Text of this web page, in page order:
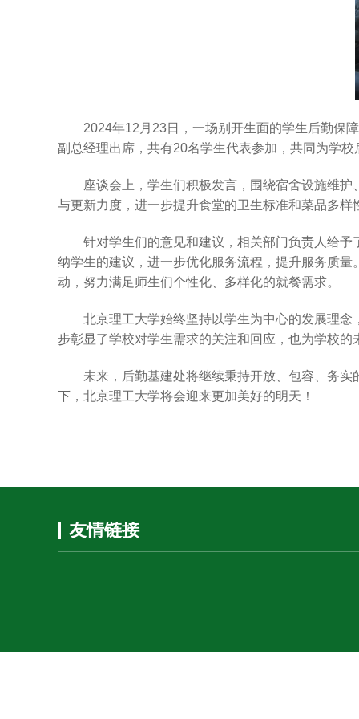
2024年12月23日，一场别开生面的学生后勤保
副总经理出席，共有20名学生代表参加，共同为学
座谈会上，学生们积极发言，围绕宿舍设施维
与更新力度，进一步提升食堂的卫生标准和菜品多
针对学生们的意见和建议，相关部门负责人给
纳学生的建议，进一步优化服务流程，提升服务质
动，努力满足师生们个性化、多样化的就餐需求。
北京理工大学始终坚持以学生为中心的发展理
步彰显了学校对学生需求的关注和回应，也为学校
未来，后勤基建处将继续秉持开放、包容、务
下，北京理工大学将会迎来更加美好的明天！
友情链接